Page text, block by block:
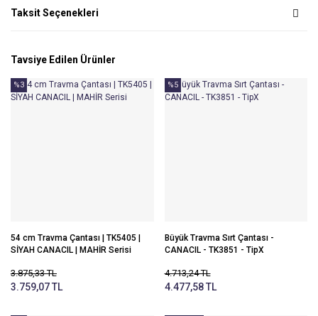
Taksit Seçenekleri
Tavsiye Edilen Ürünler
%3
54 cm Travma Çantası | TK5405 |
SİYAH CANACIL | MAHİR Serisi
3.875,33 TL
3.759,07 TL
%5
Büyük Travma Sırt Çantası -
CANACIL - TK3851 - TipX
4.713,24 TL
4.477,58 TL